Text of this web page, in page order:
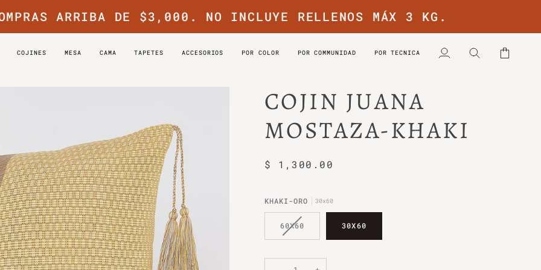
ARRIBA DE $3,000. NO INCLUYE RELLENOS MÁX 3 KG.
COJINES MESA CAMA TAPETES ACCESORIOS POR COLOR POR COMMUNIDAD POR TECNICA
Mi
Buscar Carrito
COJIN JUANA
MOSTAZA-KHAKI
$ 1,300.00
KHAKI-ORO 30x60
60X60VARIANTE
NO
DISPONIBLE
30X60